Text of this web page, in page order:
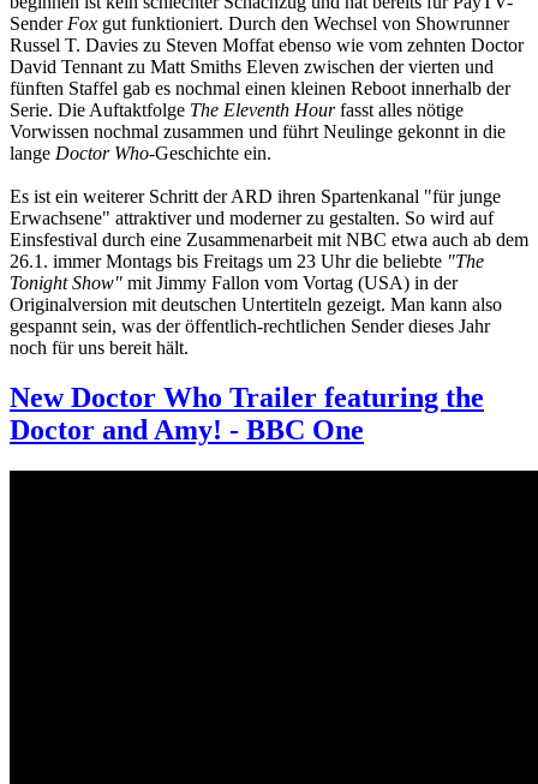
Sender Fox gut funktioniert. Durch den Wechsel von Showrunner
Russel T. Davies zu Steven Moffat ebenso wie vom zehnten Doctor
David Tennant zu Matt Smiths Eleven zwischen der vierten und
fünften Staffel gab es nochmal einen kleinen Reboot innerhalb der
Serie. Die Auftaktfolge The Eleventh Hourfasst alles nötige
Vorwissen nochmal zusammen und führt Neulinge gekonnt in die
lange Doctor Who-Geschichte ein.
Es ist ein weiterer Schritt der ARD ihren Spartenkanal "für junge
Erwachsene" attraktiver und moderner zu gestalten. So wird auf
Einsfestival durch eine Zusammenarbeit mit NBC etwa auch ab dem
26.1. immer Montags bis Freitags um 23 Uhr die beliebte "The
Tonight Show" mit Jimmy Fallon vom Vortag (USA) in der
Originalversion mit deutschen Untertiteln gezeigt. Man kann also
gespannt sein, was der öffentlich-rechtlichen Sender dieses Jahr
noch für uns bereit hält.
New Doctor Who Trailer featuring the
Doctor and Amy! - BBC One